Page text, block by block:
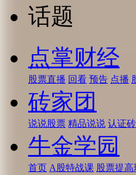
话题
点掌财经
股票直播 回看 预告 点播
砖家团
说说股票 精品说说 认证
牛金学园
首页 A股特战课 股票提高